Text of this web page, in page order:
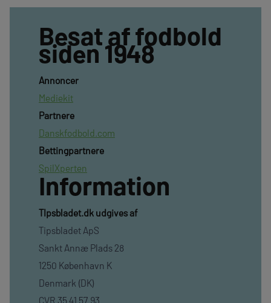
Besat af fodbold
siden 1948
Annoncer
Mediekit
Partnere
Danskfodbold.com
Bettingpartnere
SpilXperten
Information
TIpsbladet.dk udgives af
Tipsbladet ApS
Sankt Annæ Plads 28
1250 København K
Denmark (DK)
CVR 35 41 57 93